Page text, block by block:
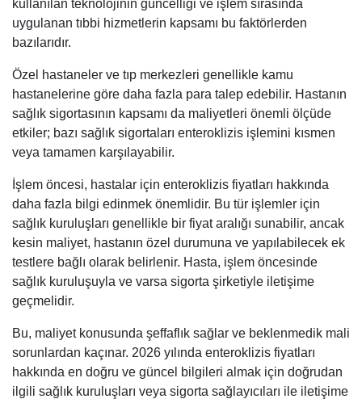
kullanılan teknolojinin güncelliği ve işlem sırasında
uygulanan tıbbi hizmetlerin kapsamı bu faktörlerden
bazılarıdır.
Özel hastaneler ve tıp merkezleri genellikle kamu
hastanelerine göre daha fazla para talep edebilir. Hastanın
sağlık sigortasının kapsamı da maliyetleri önemli ölçüde
etkiler; bazı sağlık sigortaları enteroklizis işlemini kısmen
veya tamamen karşılayabilir.
İşlem öncesi, hastalar için enteroklizis fiyatları hakkında
daha fazla bilgi edinmek önemlidir. Bu tür işlemler için
sağlık kuruluşları genellikle bir fiyat aralığı sunabilir, ancak
kesin maliyet, hastanın özel durumuna ve yapılabilecek ek
testlere bağlı olarak belirlenir. Hasta, işlem öncesinde
sağlık kuruluşuyla ve varsa sigorta şirketiyle iletişime
geçmelidir.
Bu, maliyet konusunda şeffaflık sağlar ve beklenmedik mali
sorunlardan kaçınar. 2026 yılında enteroklizis fiyatları
hakkında en doğru ve güncel bilgileri almak için doğrudan
ilgili sağlık kuruluşları veya sigorta sağlayıcıları ile iletişime